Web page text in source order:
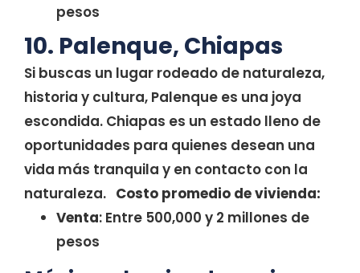
pesos
10. Palenque, Chiapas
Si buscas un lugar rodeado de naturaleza,
historia y cultura, Palenque es una joya
escondida. Chiapas es un estado lleno de
oportunidades para quienes desean una
vida más tranquila y en contacto con la
naturaleza. Costo promedio de vivienda:
Venta: Entre 500,000 y 2 millones de
pesos